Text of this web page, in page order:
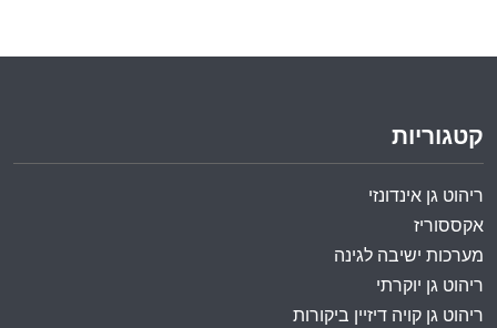
קטגוריות
ריהוט גן אינדונזי
אקססוריז
מערכות ישיבה לגינה
ריהוט גן יוקרתי
ריהוט גן קויה דיזיין ביקורות